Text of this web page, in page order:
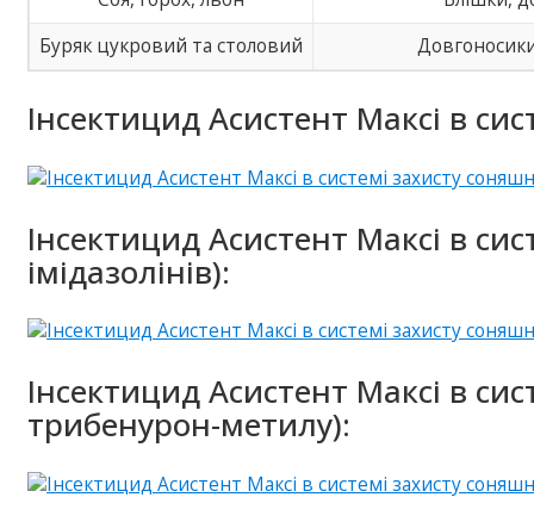
Буряк цукровий та столовий
Інсектицид Асистент Максі в
Інсектицид Асистент Максі в
імідазолінів):
Інсектицид Асистент Максі в
трибенурон-метилу):